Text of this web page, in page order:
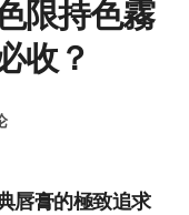
限持色霧
收？
唇膏的極致追求